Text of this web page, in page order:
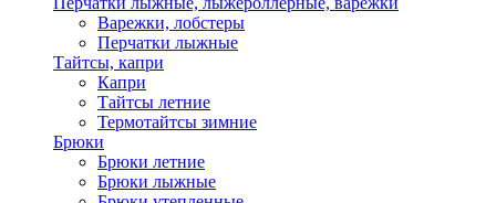
Варежки, лобстеры
Перчатки лыжные
Тайтсы, капри
Капри
Тайтсы летние
Термотайтсы зимние
Брюки
Брюки летние
Брюки лыжные